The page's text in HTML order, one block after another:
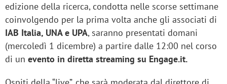
edizione della ricerca, condotta nelle scorse settimane
coinvolgendo per la prima volta anche gli associati di
IAB Italia, UNA e UPA, saranno presentati domani
(mercoledì 1 dicembre) a partire dalle 12:00 nel corso
di un evento in diretta streaming su Engage.it.